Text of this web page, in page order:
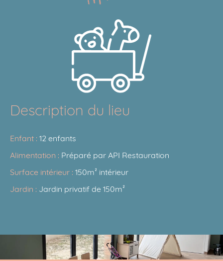
Description du lieu
Enfant : 12 enfants
Alimentation : Préparé par API Restauration
Surface intérieur : 150m² intérieur
Jardin : Jardin privatif de 150m²